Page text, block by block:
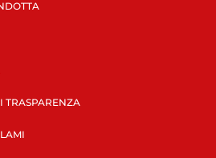
TRASPARENZA